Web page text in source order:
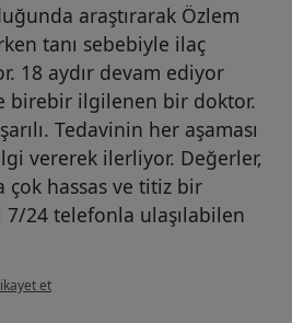
araştırarak Özlem
tanı sebebiyle ilaç
18 aydır devam ediyor
birebir ilgilenen bir doktor.
Tedavinin her aşaması
vererek ilerliyor. Değerler,
hassas ve titiz bir
24 telefonla ulaşılabilen
görüşüne göre l.....
et